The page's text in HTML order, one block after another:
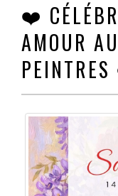
❤️
AMOUR